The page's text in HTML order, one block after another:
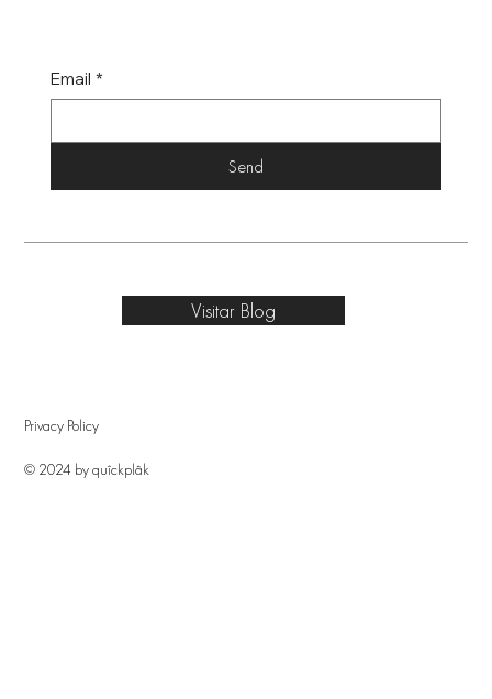
Email *
Send
Privacy Policy
© 2024 by quîckplâk
Visitar Blog